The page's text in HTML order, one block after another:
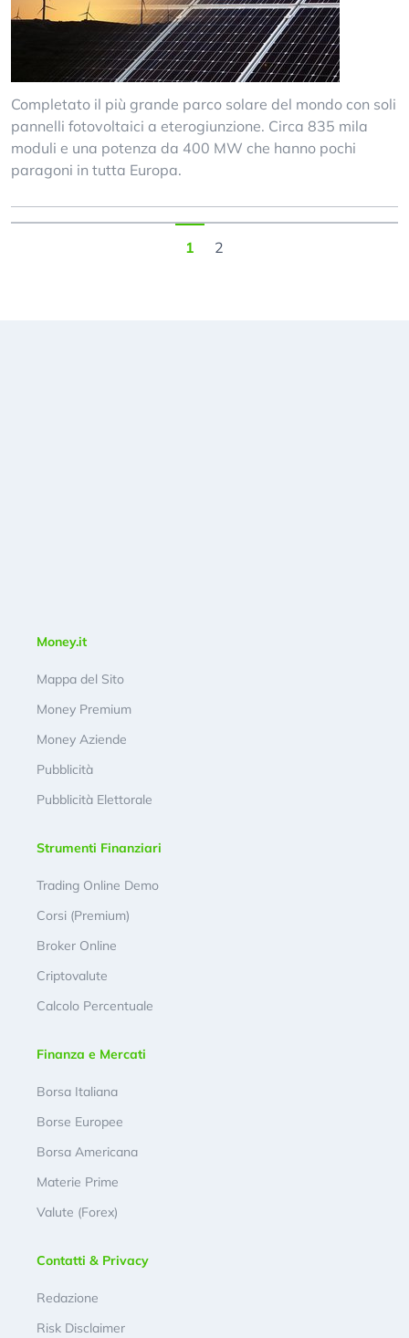
Completato il più grande parco solare del mondo con soli
pannelli fotovoltaici a eterogiunzione. Circa 835 mila
moduli e una potenza da 400 MW che hanno pochi
paragoni in tutta Europa.
1 2
Money.it
Mappa del Sito
Money Premium
Money Aziende
Pubblicità
Pubblicità Elettorale
Strumenti Finanziari
Trading Online Demo
Corsi (Premium)
Broker Online
Criptovalute
Calcolo Percentuale
Finanza e Mercati
Borsa Italiana
Borse Europee
Borsa Americana
Materie Prime
Valute (Forex)
Contatti & Privacy
Redazione
Risk Disclaimer